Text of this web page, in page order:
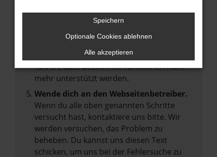
Betriebssystem auf dem neuesten Stand
Veraltete Software birgt nicht nur ein
Sicherheitsrisiko, sondern kann auch dazu
führen, dass bestimmte Funktionen nicht
mehr unterstützt werden.
Wende dich an den Webseitenbetreiber.
Wenn du alle oben genannten Schritte
versucht hast, kontaktiere uns bitte. Wir
werden versuchen, das Problem zu
beheben. Du kannst uns diesen Text
schicken, um uns bei der Fehlersuche zu
Speichern
Optionale Cookies ablehnen
Alle akzeptieren